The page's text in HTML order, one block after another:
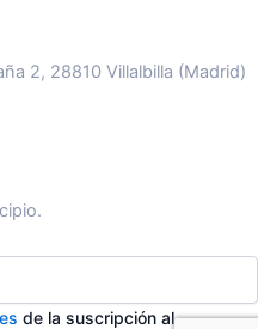
2, 28810 Villalbilla (Madrid)
de la suscripción al